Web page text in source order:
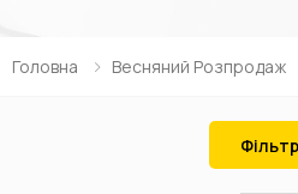
Головна Весняний Розпродаж
Фільтр